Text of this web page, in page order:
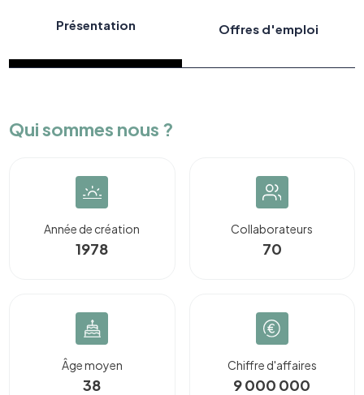
Présentation Offres d'emploi
Qui sommes nous ?
Année de création
1978
Collaborateurs
70
Âge moyen
38
Chiffre d'affaires
9 000 000